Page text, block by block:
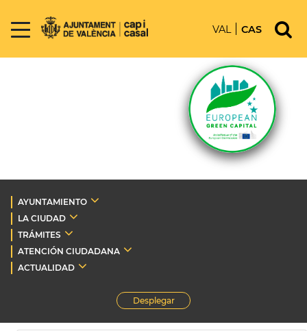
VAL CAS
AYUNTAMIENTO
LA CIUDAD
TRÁMITES
ATENCIÓN CIUDADANA
ACTUALIDAD
Desplegar